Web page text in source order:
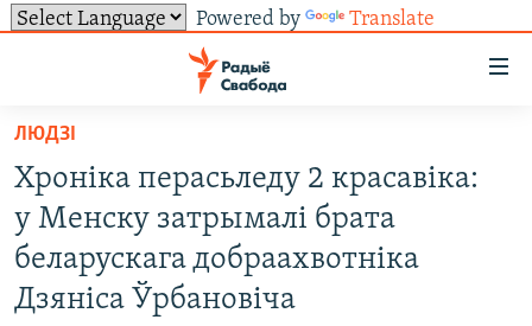
Powered by Translate
ўнівэрсальнага
доступу
Перайсьці
да
галоўнага
зьместу
Перайсьці
да
УСЕ НАВІНЫ
ТОЛЬКІ НА СВАБОДЗЕ
СУВЯЗЬ
АБЫСЬЦІ БЛЯКАВАНЬНЕ
ПАДПІСАЦЦА
ЛЮДЗІ
Хроніка перасьледу 2 красавіка:
у Менску затрымалі брата
беларускага добраахвотніка
Дзяніса Ўрбановіча